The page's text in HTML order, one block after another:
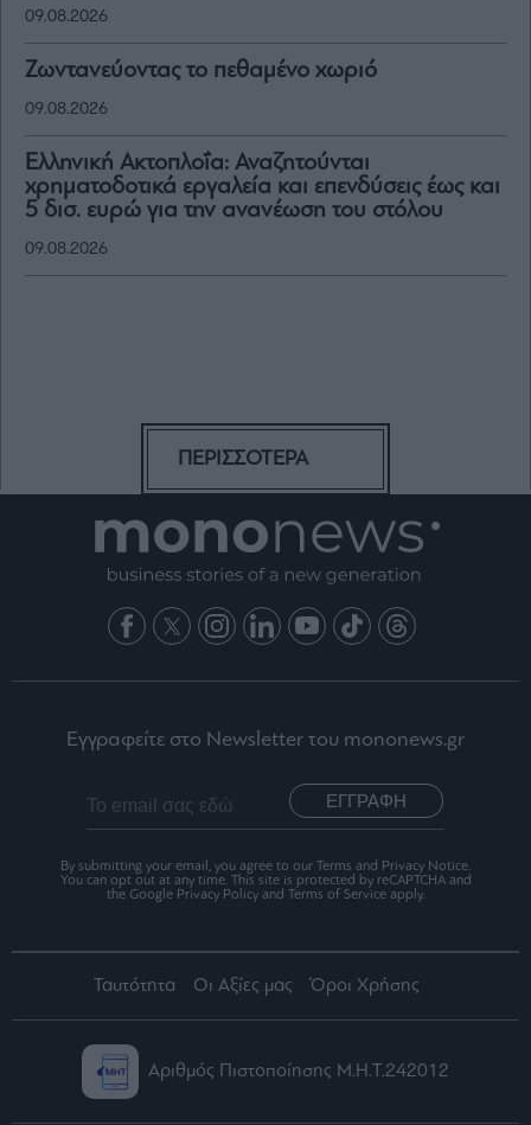
09.08.2026
Ζωντανεύοντας το πεθαμένο χωριό
09.08.2026
Ελληνική Ακτοπλοΐα: Αναζητούνται
χρηματοδοτικά εργαλεία και επενδύσεις έως και
5 δισ. ευρώ για την ανανέωση του στόλου
09.08.2026
ΠΕΡΙΣΣΟΤΕΡΑ
Εγγραφείτε στο Newsletter του mononews.gr
ΕΓΓΡΑΦΗ
By submitting your email, you agree to our Terms and Privacy Notice.
You can opt out at any time. This site is protected by reCAPTCHA and
the Google Privacy Policy and Terms of Service apply.
Ταυτότητα Οι Αξίες μας Όροι Χρήσης
Αριθμός Πιστοποίησης Μ.Η.Τ.242012